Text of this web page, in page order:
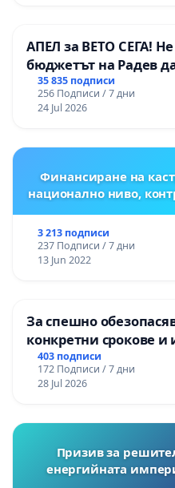
АПЕЛ за ВЕТО СЕГА!
бюджетът на Радев
правата ни в тъмното
35 835 подписи
256 Подписи / 7 дни
24 Jul 2026
Финансиране на
национално ниво,
3 213 подписи
237 Подписи / 7 дни
13 Jun 2022
За спешно
конкретни срокове
цялостна
републиканския
„Тракия“ - гр.
403 подписи
172 Подписи / 7 дни
28 Jul 2026
Призив за
енергийната